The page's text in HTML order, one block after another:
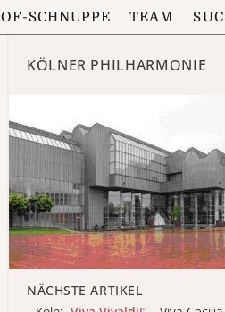
OF-SCHNUPPE TEAM
KÖLNER PHILHARMONIE
NÄCHSTE ARTIKEL